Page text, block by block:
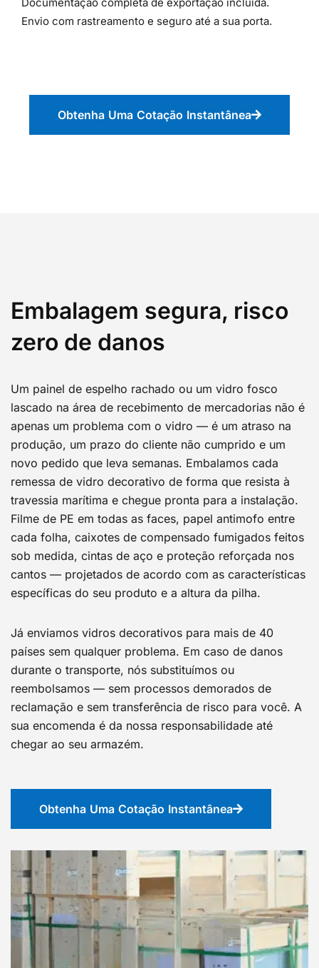
Envio com rastreamento e seguro até a sua porta.
Obtenha Uma Cotação Instantânea
Embalagem segura, risco
zero de danos
Um painel de espelho rachado ou um vidro fosco
lascado na área de recebimento de mercadorias não é
apenas um problema com o vidro — é um atraso na
produção, um prazo do cliente não cumprido e um
novo pedido que leva semanas. Embalamos cada
remessa de vidro decorativo de forma que resista à
travessia marítima e chegue pronta para a instalação.
Filme de PE em todas as faces, papel antimofo entre
cada folha, caixotes de compensado fumigados feitos
sob medida, cintas de aço e proteção reforçada nos
cantos — projetados de acordo com as características
específicas do seu produto e a altura da pilha.
Já enviamos vidros decorativos para mais de 40
países sem qualquer problema. Em caso de danos
durante o transporte, nós substituímos ou
reembolsamos — sem processos demorados de
reclamação e sem transferência de risco para você. A
sua encomenda é da nossa responsabilidade até
chegar ao seu armazém.
Obtenha Uma Cotação Instantânea